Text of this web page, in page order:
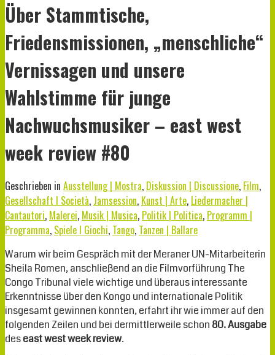
Über Stammtische,
Friedensmissionen, „menschliche“
Vernissagen und unsere
Wahlstimme für junge
Nachwuchsmusiker – east west
week review #80
Geschrieben in Ausstellung | Mostra, Diskussion | Discussione, Film,
Gesellschaft I Società, Jamsession, Kunst | Arte, Liedermacher |
Cantautori, Malerei, Musik | Musica, Politik | Politica, Programm |
Programma, Spiele I Giochi, Tango, Tanzen | Ballare
Warum wir beim Gespräch mit der Meraner UN-Mitarbeiterin
Sheila Romen, anschließend an die Filmvorführung The
Congo Tribunal viele wichtige und überaus interessante
Erkenntnisse über den Kongo und internationale Politik
insgesamt gewinnen konnten, erfahrt ihr wie immer auf den
folgenden Zeilen und bei dermittlerweile schon 80. Ausgabe
deseast west week review.